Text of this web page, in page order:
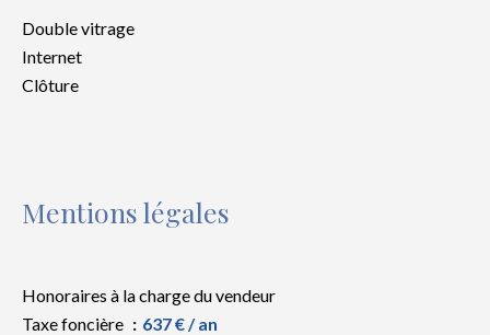
Double vitrage
Internet
Clôture
Mentions légales
Honoraires à la charge du vendeur
Taxe foncière
637 € / an